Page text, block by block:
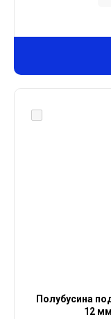
Полубусина
12